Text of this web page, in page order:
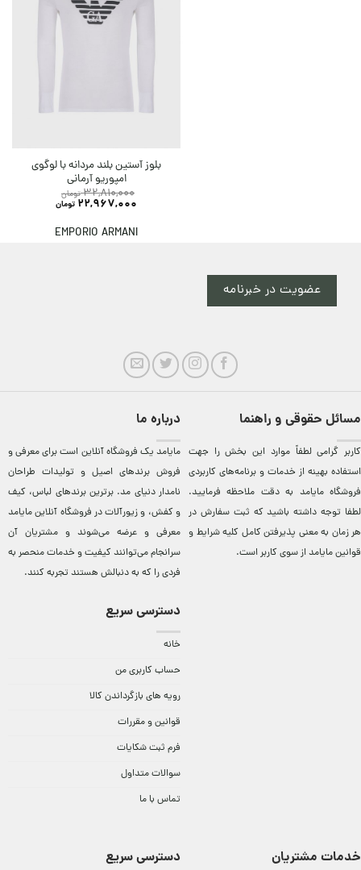
بلوز آستین بلند مردانه با لوگوی
امپوریو آرمانی
32,810,000 تومان
22,967,000 تومان
EMPORIO ARMANI
عضویت در خبرنامه
مسائل حقوقی و راهنما
کاربر گرامی لطفاً موارد این بخش را جهت
استفاده بهینه از خدمات و برنامه‌‏های کاربردی
فروشگاه مایامد به دقت ملاحظه فرمایید.
لطفا توجه داشته باشید که ثبت سفارش در
هر زمان به معنی پذیرفتن کامل کلیهشرایط و
قوانین مایامداز سوی کاربر است.
درباره ما
مایامد يک فروشگاه آنلاين است برای معرفی و
فروش برندهای اصيل و توليدات طراحان
نامدار دنيای مد. برترين‌ برندهای لباس، کيف
و کفش، و زيورآلات در فروشگاه آنلاين مایامد
معرفی و عرضه می‌شوند و مشتريان آن
سرانجام می‌توانند کيفيت و خدمات منحصر به
فردی را که به دنبالش هستند تجربه کنند.
دسترسی سریع
خانه
حساب کاربری من
رویه های بازگرداندن کالا
قوانین و مقررات
فرم ثبت شکایات
سوالات متداول
تماس با ما
خدمات مشتریان دسترسی سریع